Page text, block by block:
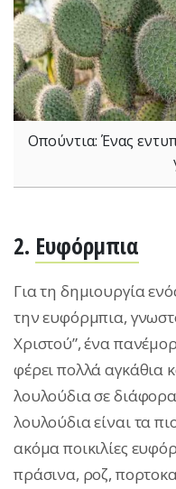
Οπούντια: Ένας
2. Ευφόρμπια
Για τη δημιουργία
την ευφόρμπια,
Χριστού”, ένα
φέρει πολλά αγκάθια
λουλούδια σε
λουλούδια είναι τα
ακόμα ποικιλίες
πράσινα, ροζ,